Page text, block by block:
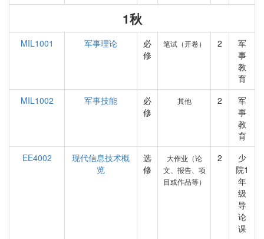
1秋
MIL1001 军事理论
必
修
笔试（开卷） 2
军
事
教
育
MIL1002
军事技能
必
修
其他 2
军
事
教
育
EE4002
现代信息技术概
览
选
修
大作业（论
文、报告、项
目或作品等）
2
少
院1
年
级
导
论
课